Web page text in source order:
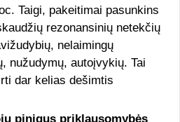
Taigi, pakeitimai pasunkins
rezonansinių netekčių
nelaimingų
nužudymų, autoįvykių. Tai
dar kelias dešimtis
pinigus priklausomybės